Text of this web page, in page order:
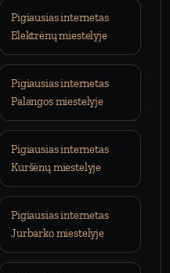
Pigiausias internetas
Elektrėnų miestelyje
Pigiausias internetas
Palangos miestelyje
Pigiausias internetas
Kuršėnų miestelyje
Pigiausias internetas
Jurbarko miestelyje